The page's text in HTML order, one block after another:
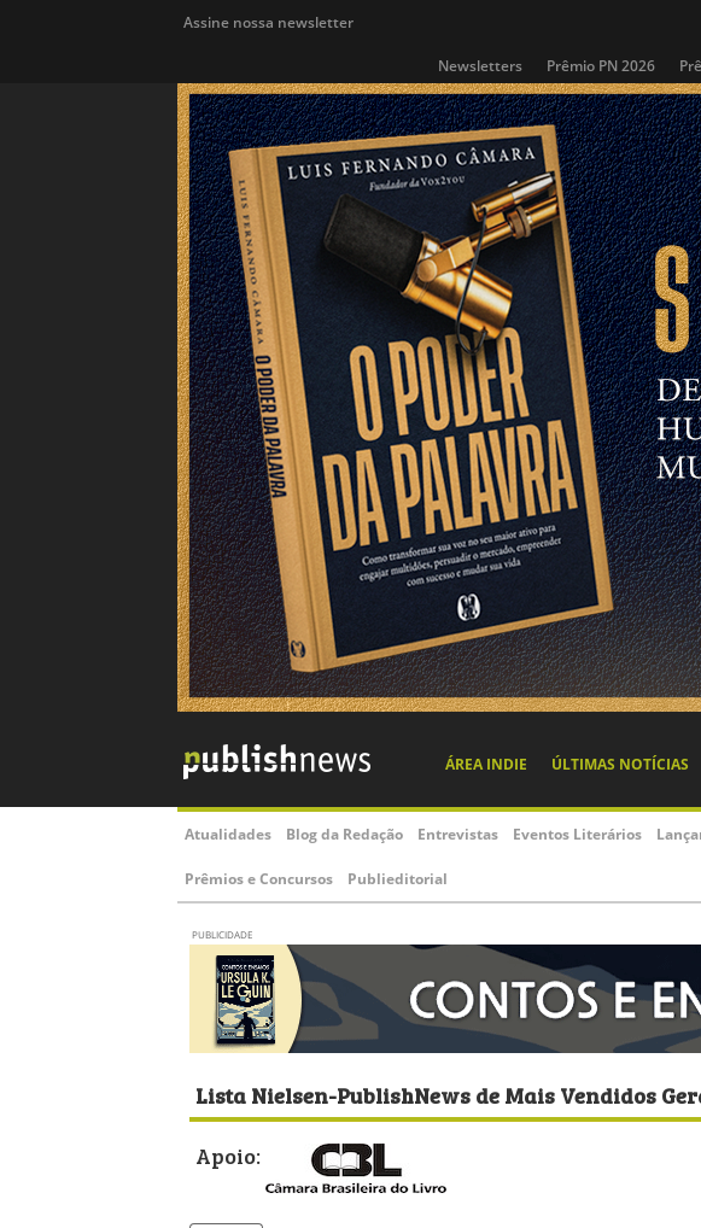
Assine nossa newsletter
Newsletters Prêmio PN 2026
ÁREA INDIE ÚLTIMAS NOTÍCIAS
Atualidades Blog da Redação Entrevistas Eventos Literários
Prêmios e Concursos Publieditorial
PUBLICIDADE
Lista Nielsen-PublishNews de Mais Vendidos
Apoio: